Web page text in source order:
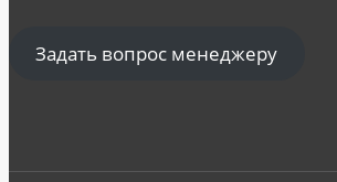
Задать вопрос менеджеру